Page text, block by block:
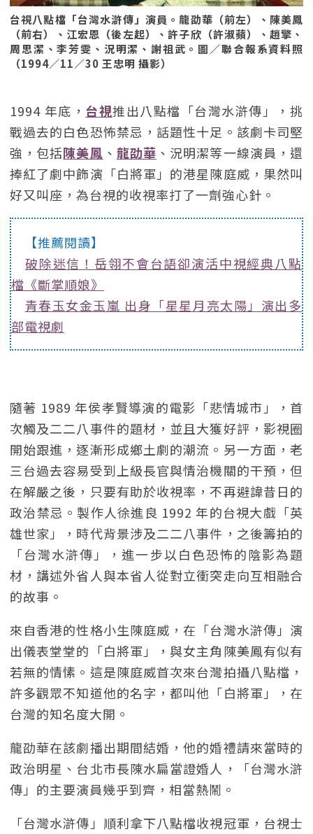
台視八點檔「台灣水滸傳」演員。龍劭華（前左）、陳美鳳
（前右）、江宏恩（後左起）、許子欣（許淑蘋）、趙擎、
周思潔、李芳雯、況明潔、謝祖武。圖／聯合報系資料照
（1994／11／30 王忠明 攝影）
1994 年底， 台視推出八點檔「台灣水滸傳」，挑
戰過去的白色恐怖禁忌，話題性十足。該劇卡司堅
強，包括陳美鳳 、 龍劭華 、況明潔等一線演員，還
捧紅了劇中飾演「白將軍」的港星陳庭威，果然叫
好又叫座，為台視的收視率打了一劑強心針。
【推薦閱讀】
破除迷信！岳翎不會台語卻演活中視經典八點
檔《斷掌順娘》
青春玉女金玉嵐 出身「星星月亮太陽」演出多
部電視劇
隨著 1989 年侯孝賢導演的電影「悲情城市」，首
次觸及二二八事件的題材，並且大獲好評，影視圈
開始跟進，逐漸形成鄉土劇的潮流。另一方面，老
三台過去容易受到上級長官與情治機關的干預，但
在解嚴之後，只要有助於收視率，不再避諱昔日的
政治禁忌。製作人徐進良 1992 年的台視大戲「英
雄世家」，時代背景涉及二二八事件，之後籌拍的
「台灣水滸傳」，進一步以白色恐怖的陰影為題
材，講述外省人與本省人從對立衝突走向互相融合
的故事。
來自香港的性格小生陳庭威，在「台灣水滸傳」演
出儀表堂堂的「白將軍」，與女主角陳美鳳有似有
若無的情愫。這是陳庭威首次來台灣拍攝八點檔，
許多觀眾不知道他的名字，都叫他「白將軍」，在
台灣的知名度大開。
龍劭華在該劇播出期間結婚，他的婚禮請來當時的
政治明星、台北市長陳水扁當證婚人，「台灣水滸
傳」的主要演員幾乎到齊，相當熱鬧。
「台灣水滸傳」順利拿下八點檔收視冠軍，台視士